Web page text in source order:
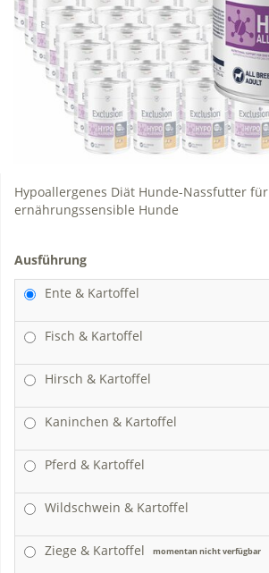
Hypoallergenes Diät Hunde-Nassfutter für
ernährungssensible Hunde
Ausführung
Ente & Kartoffel
Fisch & Kartoffel
Hirsch & Kartoffel
Kaninchen & Kartoffel
Pferd & Kartoffel
Wildschwein & Kartoffel
Ziege & Kartoffel momentan nicht verfügbar